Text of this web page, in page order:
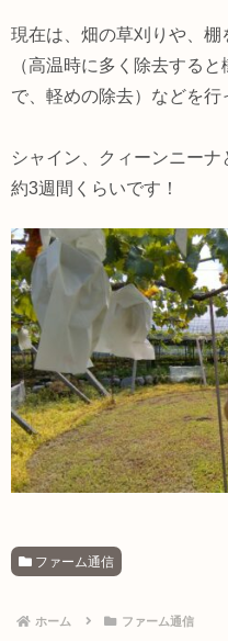
現在は、畑の草刈りや、
（高温時に多く除去する
で、軽めの除去）などを行
シャイン、クィーンニー
約3週間くらいです！
ファーム通信
ホーム ファーム通信